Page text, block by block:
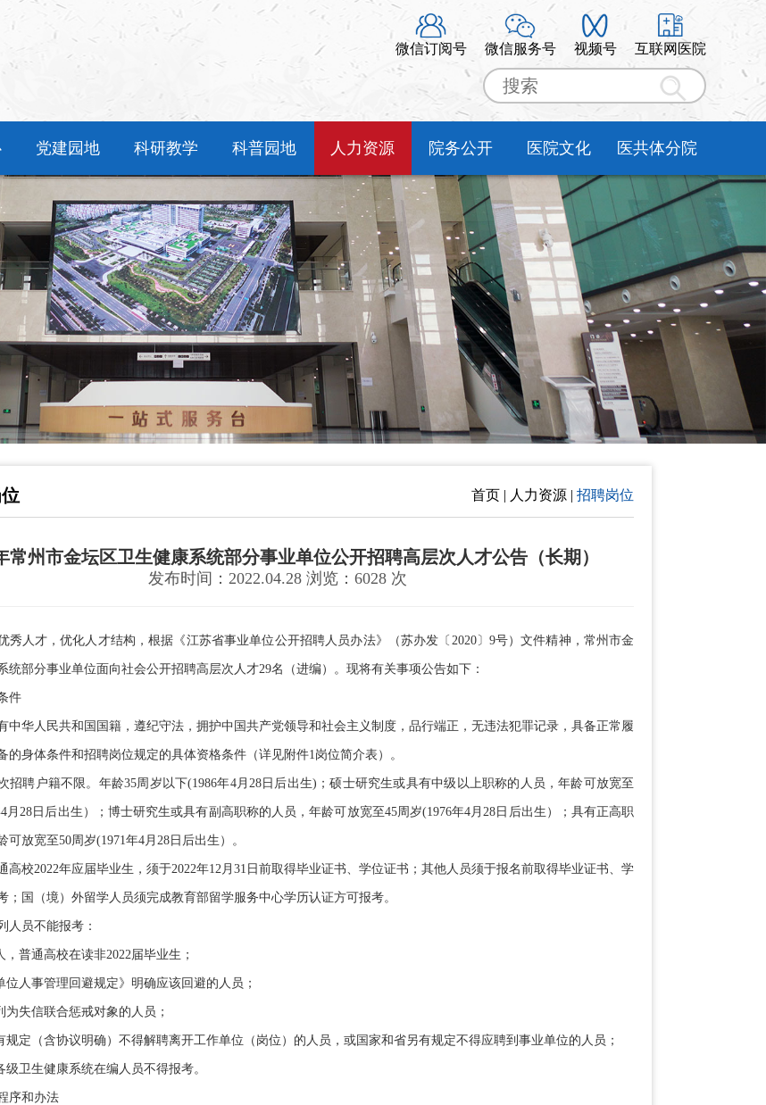
微信订阅号 微信服务号 视频号 互联网医院
党建园地 科研教学 科普园地 人力资源 院务公开 医院文化 医共体分院
首页 | 人力资源 |招聘岗位
常州市金坛区卫生健康系统部分事业单位公开招聘高层次人才公告（长期）
发布时间：2022.04.28 浏览：6028 次
秀人才，优化人才结构，根据《江苏省事业单位公开招聘人员办法》（苏办发〔2020〕9号）文件精神，常州市金
统部分事业单位面向社会公开招聘高层次人才29名（进编）。现将有关事项公告如下：
件
华人民共和国国籍，遵纪守法，拥护中国共产党领导和社会主义制度，品行端正，无违法犯罪记录，具备正常履
的身体条件和招聘岗位规定的具体资格条件（详见附件1岗位简介表）。
聘户籍不限。年龄35周岁以下(1986年4月28日后出生)；硕士研究生或具有中级以上职称的人员，年龄可放宽至
月28日后出生）；博士研究生或具有副高职称的人员，年龄可放宽至45周岁(1976年4月28日后出生）；具有正高职
可放宽至50周岁(1971年4月28日后出生）。
校2022年应届毕业生，须于2022年12月31日前取得毕业证书、学位证书；其他人员须于报名前取得毕业证书、学
；国（境）外留学人员须完成教育部留学服务中心学历认证方可报考。
员不能报考：
通高校在读非2022届毕业生；
人事管理回避规定》明确应该回避的人员；
失信联合惩戒对象的人员；
（含协议明确）不得解聘离开工作单位（岗位）的人员，或国家和省另有规定不得应聘到事业单位的人员；
卫生健康系统在编人员不得报考。
和办法